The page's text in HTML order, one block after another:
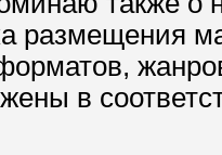
размещения
в